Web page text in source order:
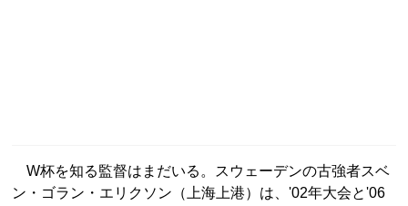
W杯を知る監督はまだいる。スウェーデンの古強者スベ
ン・ゴラン・エリクソン（上海上港）は、'02年大会と'06